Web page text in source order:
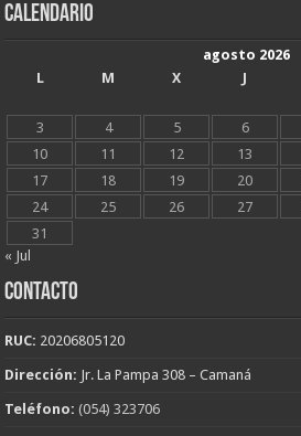
CALENDARIO
agosto 2026
L
M X J
3
4 5 6
10
11 12 13
17
18 19 20
24
25 26 27
31
« Jul
CONTACTO
RUC: 20206805120
Dirección: Jr. La Pampa 308 – Camaná
Teléfono: (054) 323706